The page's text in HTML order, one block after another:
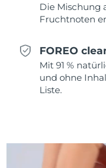
Die Mischung
Fruchtnoten
FOREO
Mit 91 %
und ohne
Liste.
Norwegen
Oman
Philippinen
Portugal